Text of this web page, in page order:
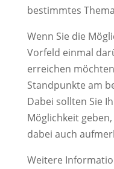
bestimmtes
Wenn Sie die
Vorfeld einmal
erreichen
Standpunkte am
Dabei sollten Sie
Möglichkeit
dabei auch
Weitere